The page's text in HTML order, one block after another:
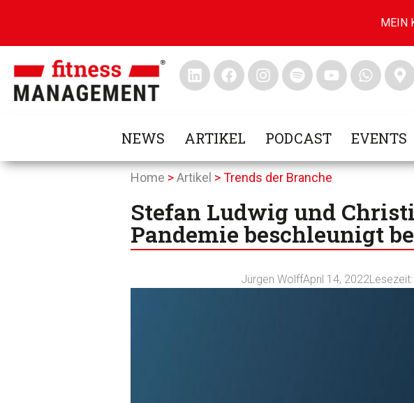
MEIN
NEWS ARTIKEL PODCAST EVENTS
Home >Artikel >Trends der Branche
Stefan Ludwig und
Pandemie beschleunigt
Jürgen WolffApril 14, 2022Lesezeit: